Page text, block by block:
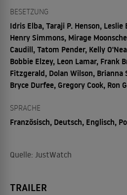
BESETZUNG
Idris Elba, Taraji P. Henson,
Henry Simmons, Mirage
Caudill, Tatom Pender, Kelly
Bobbie Elzey, Leon Lamar, Frank
Fitzgerald, Dolan Wilson, Brianna
Bryce Durfee, Gregory Cook, Ron
SPRACHE
Französisch, Deutsch, Englisch,
Quelle: JustWatch
TRAILER